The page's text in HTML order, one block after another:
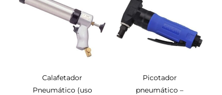
Calafetador
Pneumático (uso
era:
R$650,90.
Picotador
pneumático –